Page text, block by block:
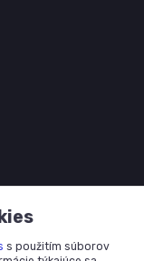
s použitím súborov